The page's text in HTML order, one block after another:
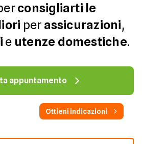
consigliarti le
per assicurazioni,
e utenze domestiche.
appuntamento
Ottieni indicazioni